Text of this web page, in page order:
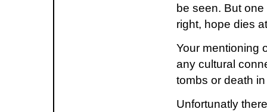
be seen. But
right, hope dies
Your mentioning
any cultural
tombs or death
Unfortunatly